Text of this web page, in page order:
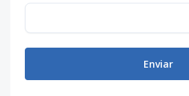
Enviar